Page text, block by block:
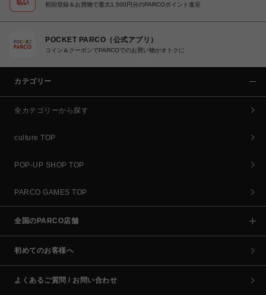
初回登録＆お買物で最大1,500円分のPARCOポイント進呈
POCKET PARCO（公式アプリ）
コイン＆クーポンでPARCOでのお買い物がオトクに
カテゴリー
全カテゴリーから探す
culture TOP
POP-UP SHOP TOP
PARCO GAMES TOP
全国のPARCO店舗
初めてのお客様へ
よくあるご質問 / お問い合わせ